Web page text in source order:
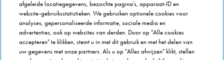
OVER DOMINOS
Newsroom
Werken bij Domino's
Care Team (voor medewerkers)
Scam waarschuwing
afgeleide locatiegegevens, bezochte pagina’s, apparaat-ID en
website-gebruiksstatistieken. We gebruiken optionele cookies voor
analyses, gepersonaliseerde informatie, sociale media en
advertenties, ook op websites van derden. Door op "Alle cookies
accepteren" te klikken, stemt u in met dit gebruik en met het delen van
uw gegevens met onze partners. Als u op "Alles afwijzen" klikt, stellen